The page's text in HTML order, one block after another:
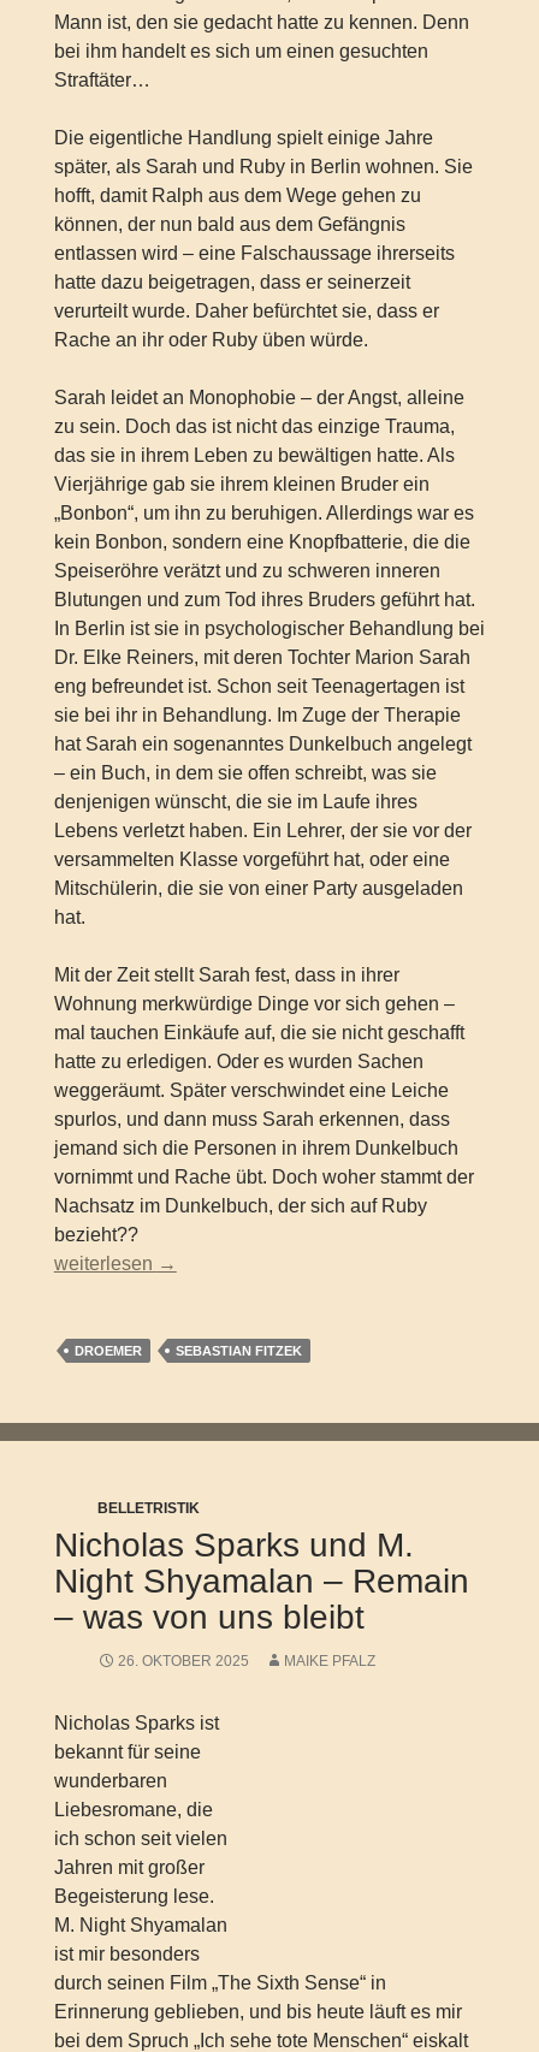
Mann ist, den sie gedacht hatte zu kennen. Denn
bei ihm handelt es sich um einen gesuchten
Straftäter…
Die eigentliche Handlung spielt einige Jahre
später, als Sarah und Ruby in Berlin wohnen. Sie
hofft, damit Ralph aus dem Wege gehen zu
können, der nun bald aus dem Gefängnis
entlassen wird – eine Falschaussage ihrerseits
hatte dazu beigetragen, dass er seinerzeit
verurteilt wurde. Daher befürchtet sie, dass er
Rache an ihr oder Ruby üben würde.
Sarah leidet an Monophobie – der Angst, alleine
zu sein. Doch das ist nicht das einzige Trauma,
das sie in ihrem Leben zu bewältigen hatte. Als
Vierjährige gab sie ihrem kleinen Bruder ein
„Bonbon“, um ihn zu beruhigen. Allerdings war es
kein Bonbon, sondern eine Knopfbatterie, die die
Speiseröhre verätzt und zu schweren inneren
Blutungen und zum Tod ihres Bruders geführt hat.
In Berlin ist sie in psychologischer Behandlung bei
Dr. Elke Reiners, mit deren Tochter Marion Sarah
eng befreundet ist. Schon seit Teenagertagen ist
sie bei ihr in Behandlung. Im Zuge der Therapie
hat Sarah ein sogenanntes Dunkelbuch angelegt
– ein Buch, in dem sie offen schreibt, was sie
denjenigen wünscht, die sie im Laufe ihres
Lebens verletzt haben. Ein Lehrer, der sie vor der
versammelten Klasse vorgeführt hat, oder eine
Mitschülerin, die sie von einer Party ausgeladen
hat.
Mit der Zeit stellt Sarah fest, dass in ihrer
Wohnung merkwürdige Dinge vor sich gehen –
mal tauchen Einkäufe auf, die sie nicht geschafft
hatte zu erledigen. Oder es wurden Sachen
weggeräumt. Später verschwindet eine Leiche
spurlos, und dann muss Sarah erkennen, dass
jemand sich die Personen in ihrem Dunkelbuch
vornimmt und Rache übt. Doch woher stammt der
Nachsatz im Dunkelbuch, der sich auf Ruby
bezieht??
Sebastian Fitzek – Der Nachbar
weiterlesen →
DROEMER SEBASTIAN FITZEK
BELLETRISTIK
Nicholas Sparks und M.
Night Shyamalan – Remain
– was von uns bleibt
26. OKTOBER 2025 MAIKE PFALZ
Nicholas Sparks ist
bekannt für seine
wunderbaren
Liebesromane, die
ich schon seit vielen
Jahren mit großer
Begeisterung lese.
M. Night Shyamalan
ist mir besonders
durch seinen Film „The Sixth Sense“ in
Erinnerung geblieben, und bis heute läuft es mir
bei dem Spruch „Ich sehe tote Menschen“ eiskalt